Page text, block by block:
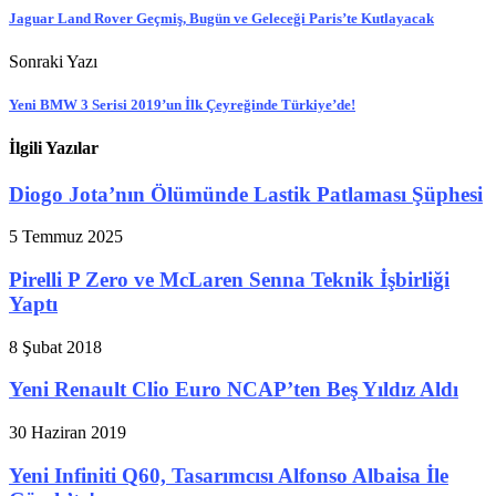
Jaguar Land Rover Geçmiş, Bugün ve Geleceği Paris’te Kutlayacak
Sonraki Yazı
Yeni BMW 3 Serisi 2019’un İlk Çeyreğinde Türkiye’de!
İlgili Yazılar
Diogo Jota’nın Ölümünde Lastik Patlaması Şüphesi
5 Temmuz 2025
Pirelli P Zero ve McLaren Senna Teknik İşbirliği
Yaptı
8 Şubat 2018
Yeni Renault Clio Euro NCAP’ten Beş Yıldız Aldı
30 Haziran 2019
Yeni Infiniti Q60, Tasarımcısı Alfonso Albaisa İle